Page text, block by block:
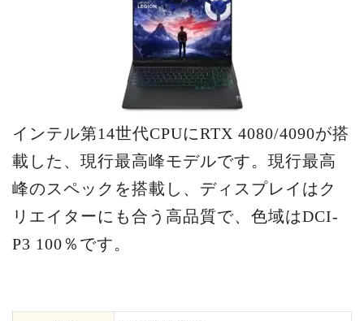
インテル第14世代CPUにRTX 4080/4090が搭
載した、現行最高峰モデルです。現行最高
峰のスペックを搭載し、ディスプレイはク
リエイターにも合う高品質で、色域はDCI-
P3 100％です。